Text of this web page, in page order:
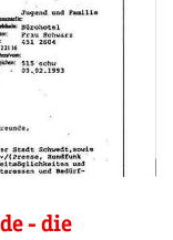
- die